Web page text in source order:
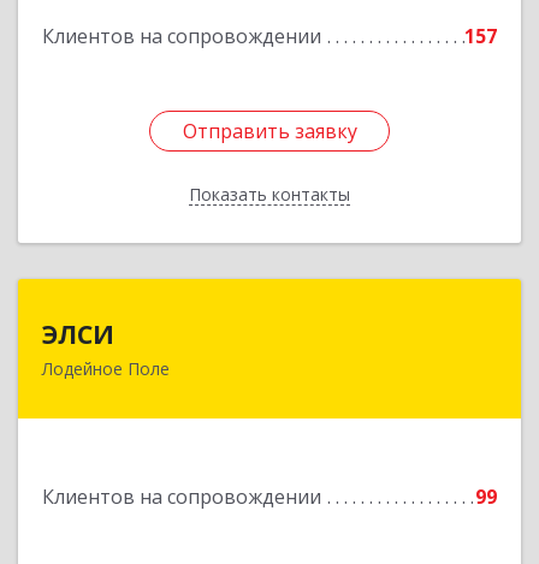
Клиентов на сопровождении 157
Отправить заявку
Показать контакты
Подробнее
Отправить заявку
Назад
ЭЛСИ
Лодейное Поле
Клиентов на сопровождении 99
187700, Ленинградская обл, Лодейное Поле г,